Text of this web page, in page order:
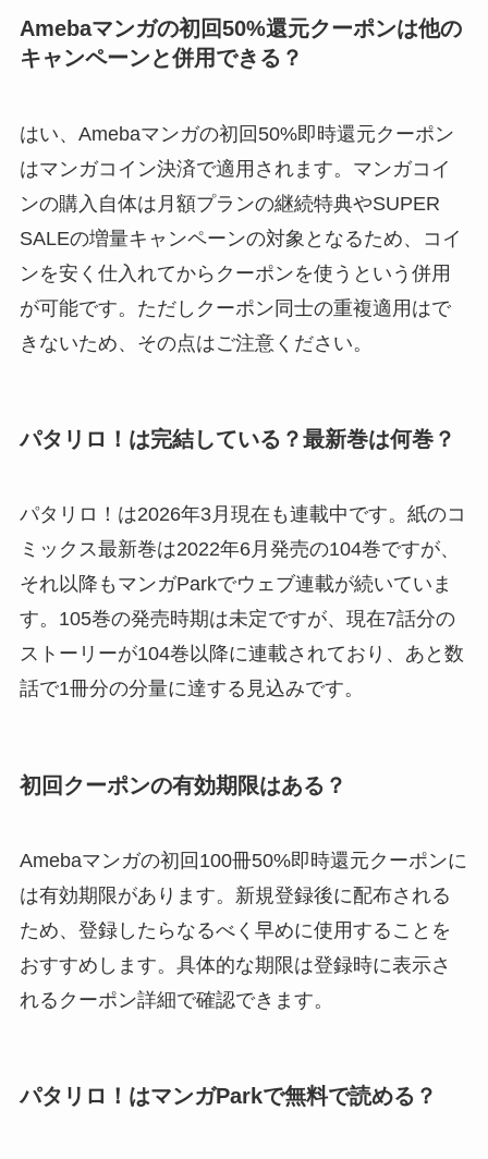
Amebaマンガの初回50%還元クーポンは他の
キャンペーンと併用できる？
はい、Amebaマンガの初回50%即時還元クーポン
はマンガコイン決済で適用されます。マンガコイ
ンの購入自体は月額プランの継続特典やSUPER
SALEの増量キャンペーンの対象となるため、コイ
ンを安く仕入れてからクーポンを使うという併用
が可能です。ただしクーポン同士の重複適用はで
きないため、その点はご注意ください。
パタリロ！は完結している？最新巻は何巻？
パタリロ！は2026年3月現在も連載中です。紙のコ
ミックス最新巻は2022年6月発売の104巻ですが、
それ以降もマンガParkでウェブ連載が続いていま
す。105巻の発売時期は未定ですが、現在7話分の
ストーリーが104巻以降に連載されており、あと数
話で1冊分の分量に達する見込みです。
初回クーポンの有効期限はある？
Amebaマンガの初回100冊50%即時還元クーポンに
は有効期限があります。新規登録後に配布される
ため、登録したらなるべく早めに使用することを
おすすめします。具体的な期限は登録時に表示さ
れるクーポン詳細で確認できます。
パタリロ！はマンガParkで無料で読める？